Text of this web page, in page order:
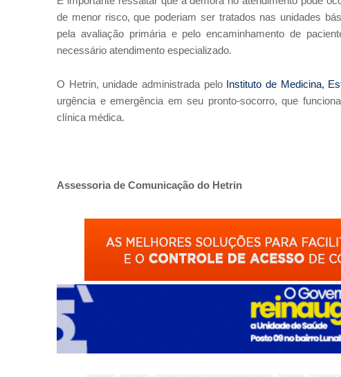
de menor risco, que poderiam ser tratados nas unidades
pela avaliação primária e pelo encaminhamento de
necessário atendimento especializado.
O Hetrin, unidade administrada pelo Instituto de Medicina,
urgência e emergência em seu pronto-socorro, que
clínica médica.
Assessoria de Comunicação do Hetrin